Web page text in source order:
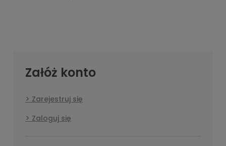
Załóż konto
Zarejestruj się
Zaloguj się